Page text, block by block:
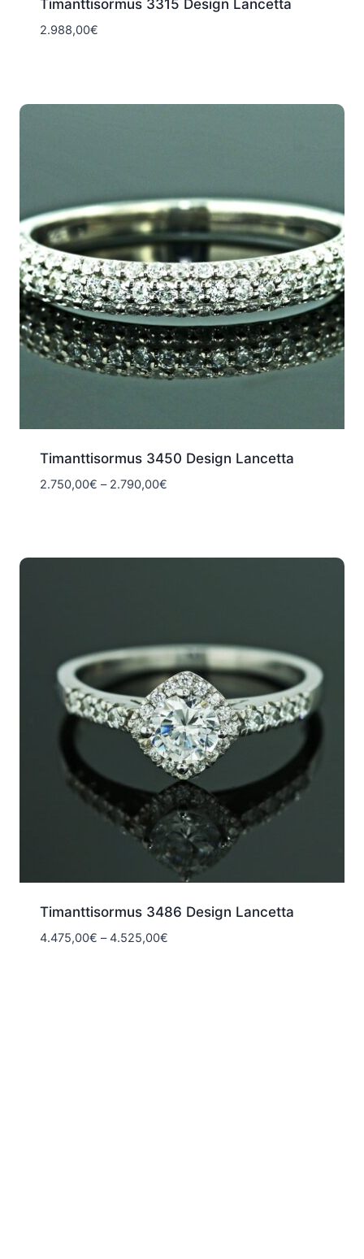
Timanttisormus 3315 Design Lancetta
2.988,00€
Timanttisormus 3450 Design Lancetta
2.750,00€ – 2.790,00€Hintaluokka:
Timanttisormus 3486 Design Lancetta
4.475,00€ – 4.525,00€Hintaluokka: